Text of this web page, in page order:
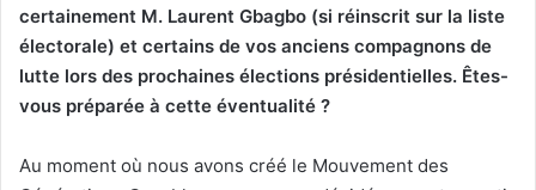
certainement M. Laurent Gbagbo (si réinscrit sur la liste
électorale) et certains de vos anciens compagnons de
lutte lors des prochaines élections présidentielles. Êtes-
vous préparée à cette éventualité ?
Au moment où nous avons créé le Mouvement des